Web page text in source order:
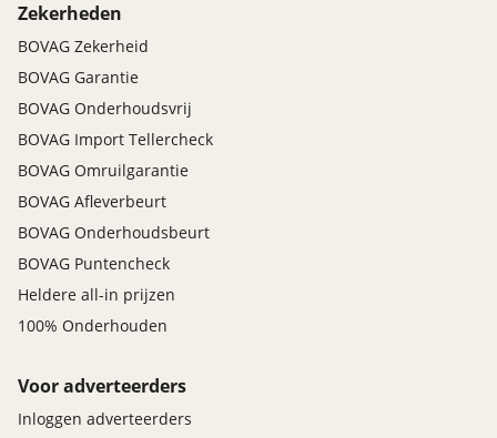
Zekerheden
BOVAG Zekerheid
BOVAG Garantie
BOVAG Onderhoudsvrij
BOVAG Import Tellercheck
BOVAG Omruilgarantie
BOVAG Afleverbeurt
BOVAG Onderhoudsbeurt
BOVAG Puntencheck
Heldere all-in prijzen
100% Onderhouden
Voor adverteerders
Inloggen adverteerders